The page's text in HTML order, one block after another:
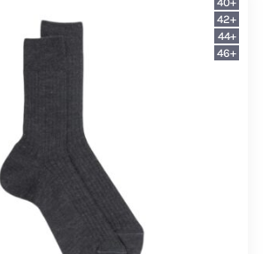
42+
44+
46+